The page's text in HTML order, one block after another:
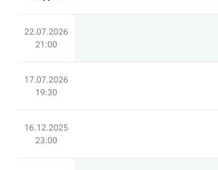
22.07.2026
21:00
17.07.2026
19:30
16.12.2025
23:00